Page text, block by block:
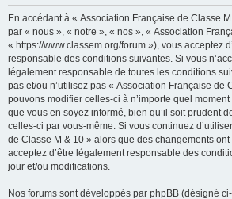
En accédant à « Association Française de Classe
par « nous », « notre », « nos », « Association
« https://www.classem.org/forum »), vous acceptez
responsable des conditions suivantes. Si vous
légalement responsable de toutes les conditions
pas et/ou n’utilisez pas « Association Française de
pouvons modifier celles-ci à n’importe quel
que vous en soyez informé, bien qu’il soit prudent
celles-ci par vous-même. Si vous continuez
de Classe M & 10 » alors que des changements
acceptez d’être légalement responsable des
jour et/ou modifications.
Nos forums sont développés par phpBB (désigné